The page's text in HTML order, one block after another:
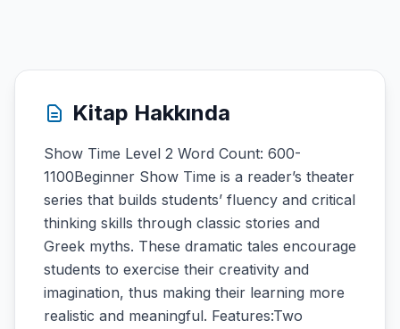
Kitap Hakkında
Show Time Level 2 Word Count: 600-
1100Beginner Show Time is a reader’s theater
series that builds students’ fluency and critical
thinking skills through classic stories and
Greek myths. These dramatic tales encourage
students to exercise their creativity and
imagination, thus making their learning more
realistic and meaningful. Features:Two